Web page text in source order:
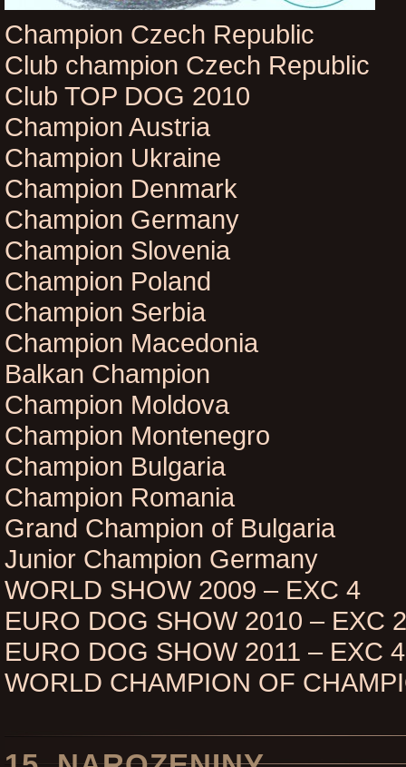
Champion Czech Republic
Club champion Czech Republic
Club TOP DOG 2010
Champion Austria
Champion Ukraine
Champion Denmark
Champion Germany
Champion Slovenia
Champion Poland
Champion Serbia
Champion Macedonia
Balkan Champion
Champion Moldova
Champion Montenegro
Champion Bulgaria
Champion Romania
Grand Champion of Bulgaria
Junior Champion Germany
WORLD SHOW 2009 – EXC 4
EURO DOG SHOW 2010 – EXC 2
EURO DOG SHOW 2011 – EXC 4
WORLD CHAMPION OF